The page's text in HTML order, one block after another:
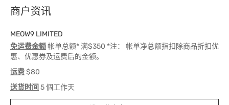
商户资讯
MEOW9 LIMITED
免运费金额帐单总额* 满$350 *注： 帐单净总额指扣除商品折扣优
惠、优惠券及运费后的金额。
运费$80
送货时间 5 個工作天